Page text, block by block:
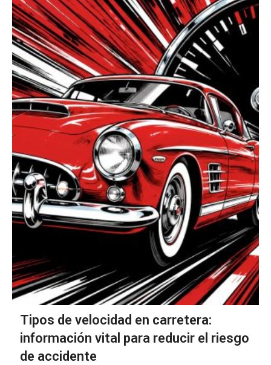
Tipos de velocidad en carretera:
información vital para reducir el riesgo
de accidente